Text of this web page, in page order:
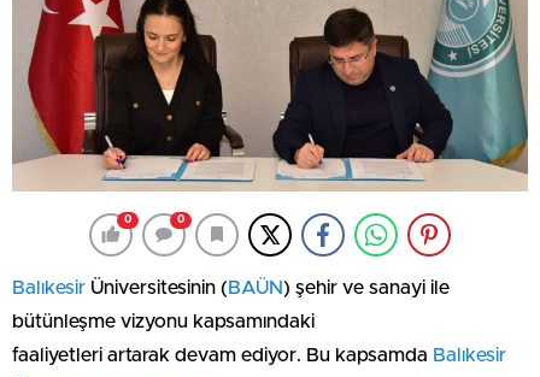
0 0
Balıkesir Üniversitesinin (BAÜN) şehir ve sanayi ile
bütünleşme vizyonu kapsamındaki
faaliyetleri artarak devam ediyor. Bu kapsamda Balıkesir